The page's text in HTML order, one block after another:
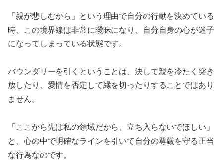
「親が悲しむから」という理由で自分の行動を決めている
時、この境界線は非常に曖昧になり、自分自身の心が迷子
になってしまっている状態です。
バウンダリーを引くということは、決して親を冷たく突き
放したり、愛情を否定して縁を切ったりすることではあり
ません。
「ここから先は私の領域だから、立ち入らないでほしい」
と、心の中で明確なラインを引いて自分の尊厳を守る正当
な行為なのです。